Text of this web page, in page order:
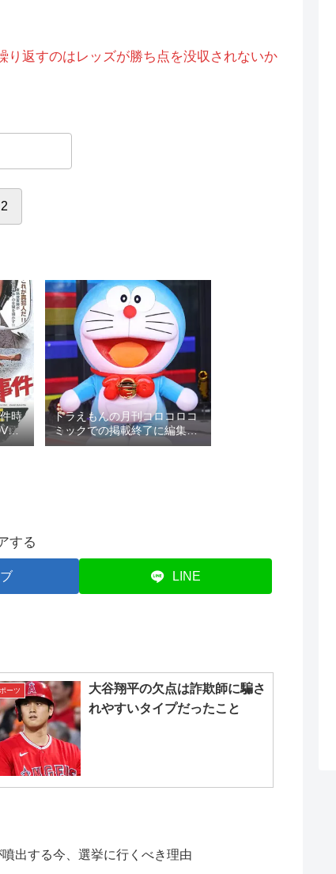
り返すのはレッズが勝ち点を没収されないか
2
時
ドラえもんの月刊コロコロコ
ミックでの掲載終了に編集部
の無礼疑惑：ロマン優光連載
する
LINE
ーツ
大谷翔平の欠点は詐欺師に騙さ
れやすいタイプだったこと
出する今、選挙に行くべき理由